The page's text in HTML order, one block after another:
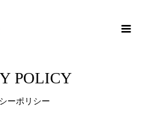
POLICY
ーポリシー